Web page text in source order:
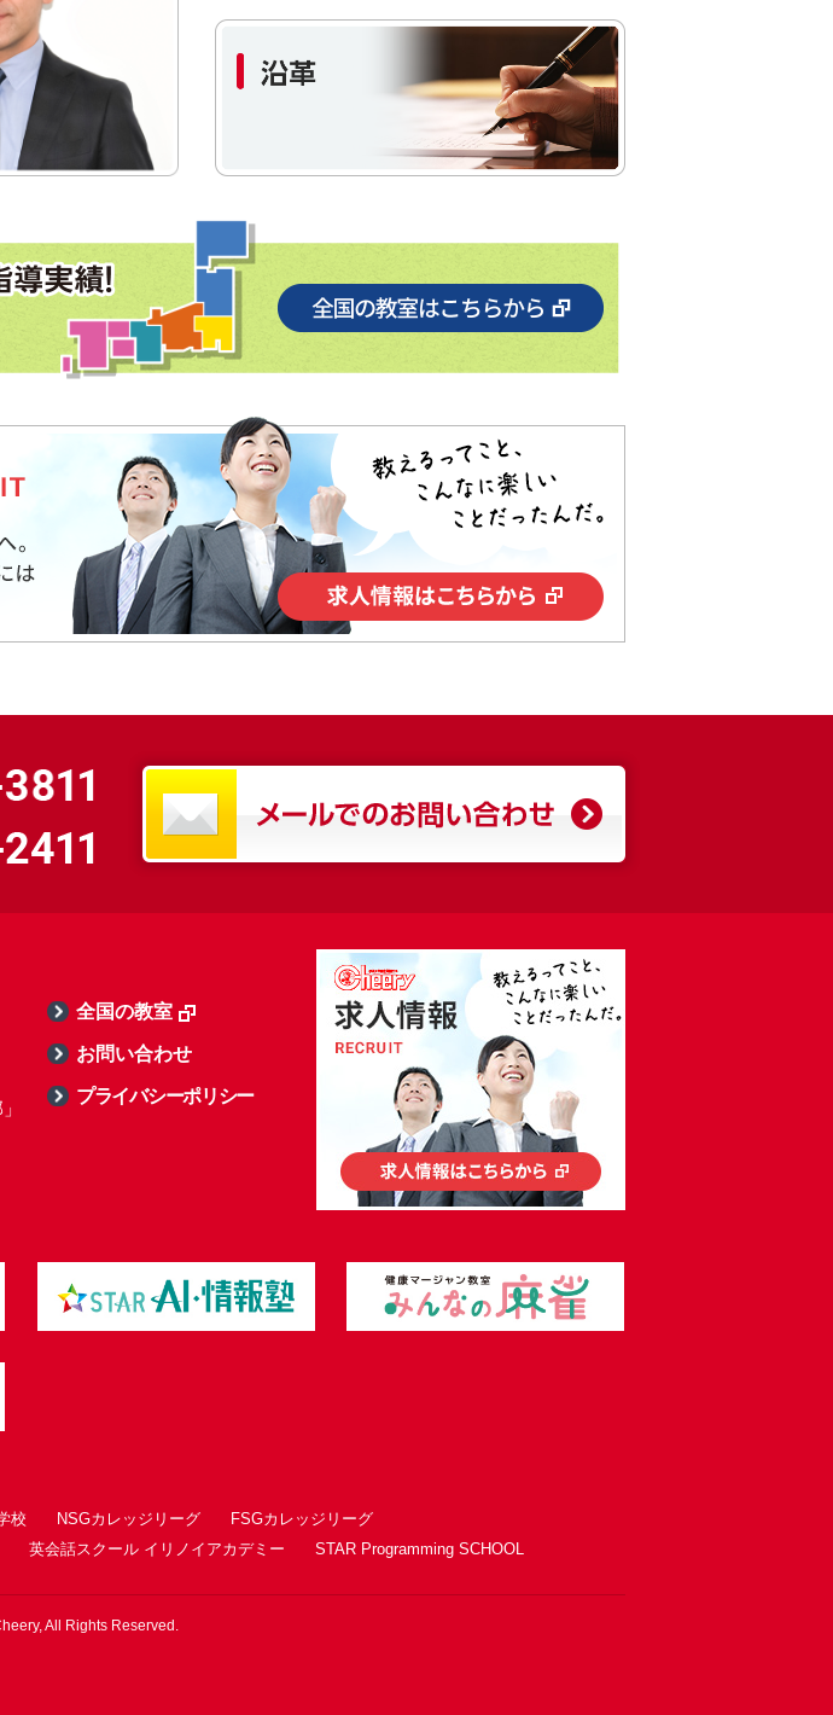
全国の教室
お問い合わせ
プライバシーポリシー
校 NSGカレッジリーグ
FSGカレッジリーグ
英会話スクール イリノイアカデミー STAR Programming SCHOOL
All Rights Reserved.